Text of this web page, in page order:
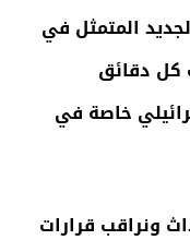
المتمثل في
كل دقائق
خاصة في
ونراقب قرارات